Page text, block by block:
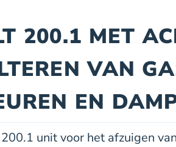
200.1 MET
VAN
EN
200.1 unit voor het afzuigen